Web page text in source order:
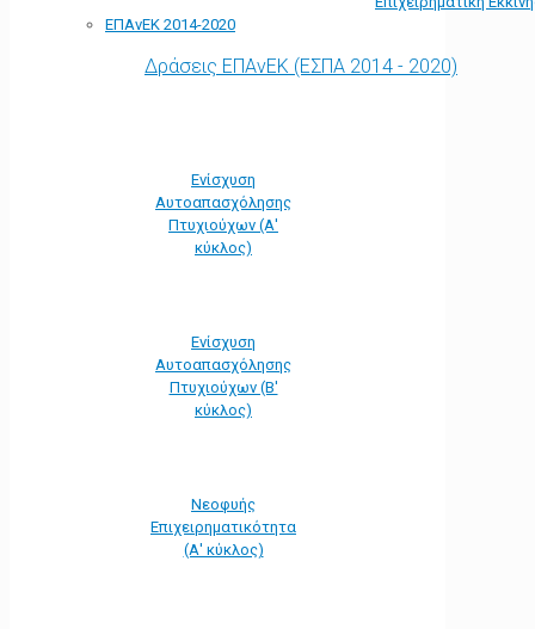
ΕΠΑνΕΚ 2014-2020
Δράσεις ΕΠΑνΕΚ (ΕΣΠΑ 2014 - 2020)
Ενίσχυση
Αυτοαπασχόλησης
Πτυχιούχων (Α'
κύκλος)
Ενίσχυση
Αυτοαπασχόλησης
Πτυχιούχων (Β'
κύκλος)
Νεοφυής
Επιχειρηματικότητα
(Α' κύκλος)